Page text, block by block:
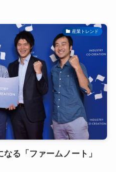
産業トレンド
なる「ファームノート」